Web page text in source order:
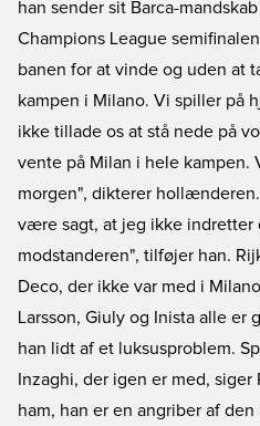
han sender sit Barca-
Champions League
banen for at vinde og uden at
kampen i Milano. Vi spiller på
ikke tillade os at stå nede på
vente på Milan i hele kampen.
morgen", dikterer
være sagt, at jeg ikke
modstanderen", tilføjer han.
Deco, der ikke var med i
Larsson, Giuly og Inista alle er
han lidt af et luksusproblem.
Inzaghi, der igen er med, siger
ham, han er en angriber af